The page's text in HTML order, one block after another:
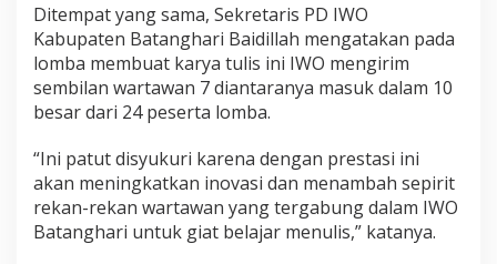
Ditempat yang sama, Sekretaris PD IWO
Kabupaten Batanghari Baidillah mengatakan pada
lomba membuat karya tulis ini IWO mengirim
sembilan wartawan 7 diantaranya masuk dalam 10
besar dari 24 peserta lomba.
“Ini patut disyukuri karena dengan prestasi ini
akan meningkatkan inovasi dan menambah sepirit
rekan-rekan wartawan yang tergabung dalam IWO
Batanghari untuk giat belajar menulis,” katanya.